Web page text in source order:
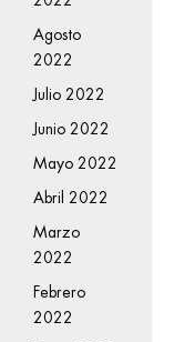
Agosto
2022
Julio 2022
Junio 2022
Mayo 2022
Abril 2022
Marzo
2022
Febrero
2022